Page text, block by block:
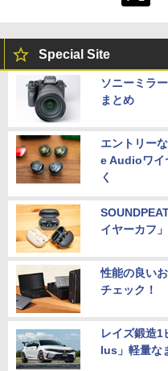
Special Site
ソニーミラ
まとめ
エントリー
e Audioワイ
く
イヤーカフ
性能の良い
チェック！
レイズ鍛造1
lus」軽量な